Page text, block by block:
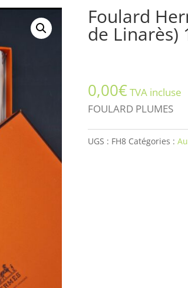
Foulard
de Linarès)
0,00€TVA incluse
FOULARD PLUMES
UGS : FH8 Catégories :